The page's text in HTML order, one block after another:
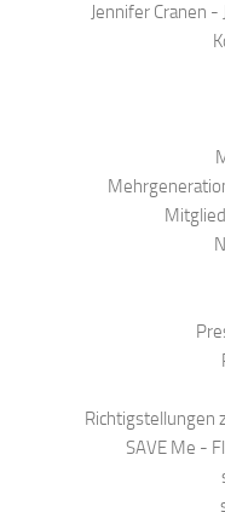
Jennifer Cranen -
Richtigstellungen
SAVE Me -